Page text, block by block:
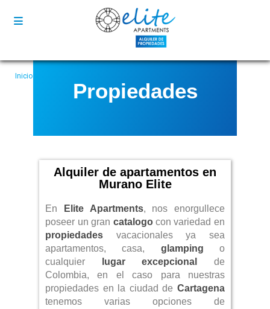
Inicio
Propiedades
Alquiler de apartamentos en
Murano Elite
En Elite Apartments, nos enorgullece
poseer un gran catalogocon variedad en
propiedades vacacionales ya sea
apartamentos, casa, glamping o
cualquier
lugar excepcional
de
Colombia, en el caso para nuestras
propiedades en la ciudad de Cartagena
tenemos varias opciones de